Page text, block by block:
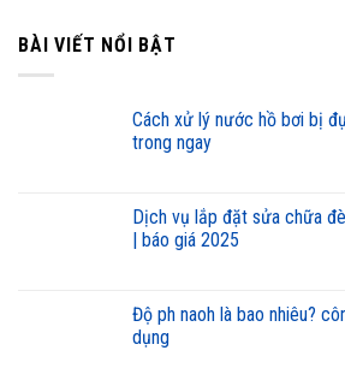
BÀI VIẾT NỔI BẬT
cách xử lý nước hồ bơi bị đục đơn giản – nước
trong ngay
dịch vụ lắp đặt sửa chữa đèn hồ bơi chuyên nghiệp
| báo giá 2025
độ ph naoh là bao nhiêu? công thức tính và ứng
dụng